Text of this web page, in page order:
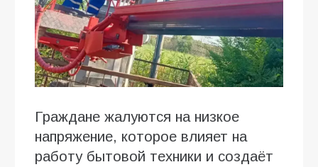
Граждане жалуются на низкое
напряжение, которое влияет на
работу бытовой техники и создаёт